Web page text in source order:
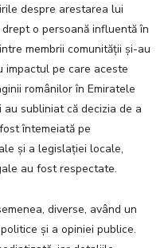
despre arestarea lui
o persoană influentă în
membrii comunității și-au
impactul pe care aceste
românilor în Emiratele
subliniat că decizia de a
întemeiată pe
și a legislației locale,
au fost respectate.
diverse, având un
și a opiniei publice.